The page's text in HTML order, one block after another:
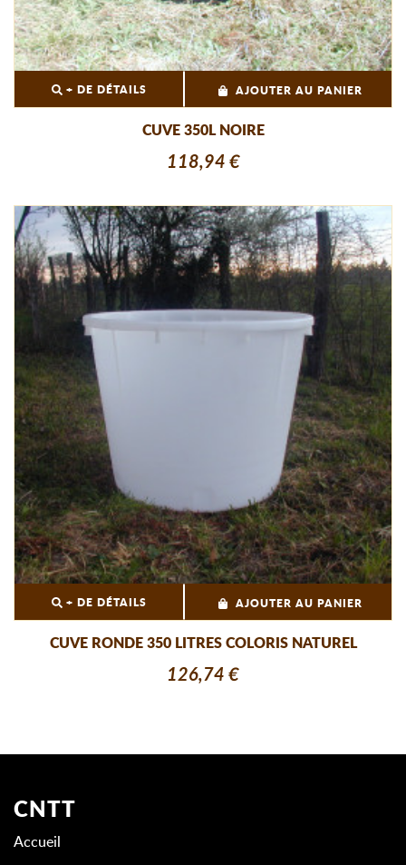
+ DE DÉTAILS AJOUTER AU PANIER
CUVE 350L NOIRE
118,94 €
+ DE DÉTAILS AJOUTER AU PANIER
CUVE RONDE 350 LITRES COLORIS NATUREL
126,74 €
CNTT
Accueil